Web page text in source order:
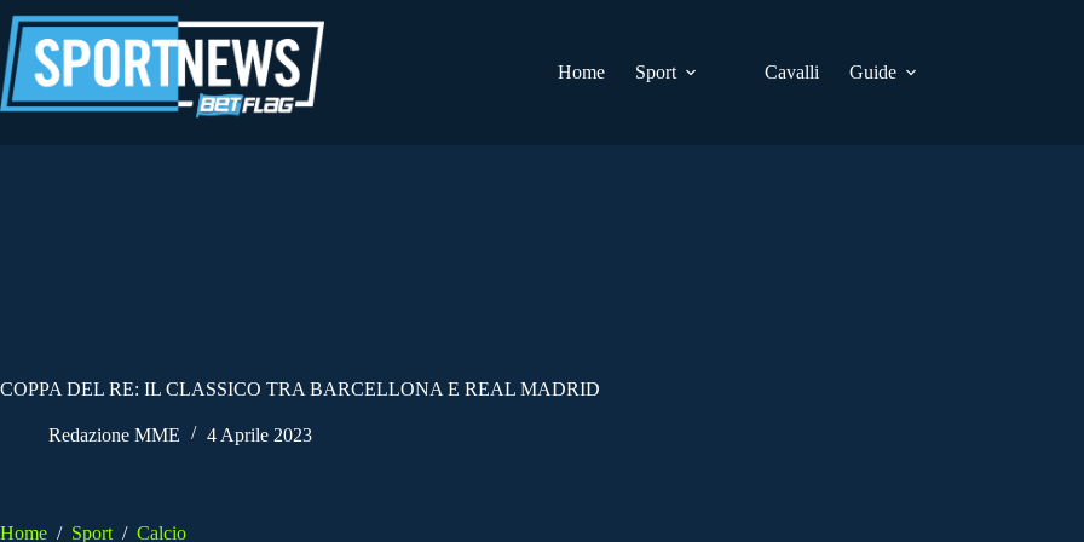
al
contenuto
Home
Sport Cavalli Guide
COPPA DEL RE: IL CLASSICO TRA BARCELLONA E REAL MADRID
Redazione MME 4 Aprile 2023
Home / Sport / Calcio